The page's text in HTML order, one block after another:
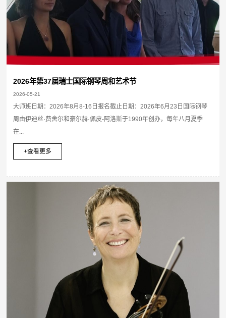
2026年第37届瑞士国际钢琴周和艺术节
2026-05-21
大师班日期：2026年8月8-16日报名截止日期：2026年6月23日国际钢琴
周由伊迪丝·费舍尔和豪尔赫·佩皮-阿洛斯于1990年创办，每年八月夏季
在...
+查看更多